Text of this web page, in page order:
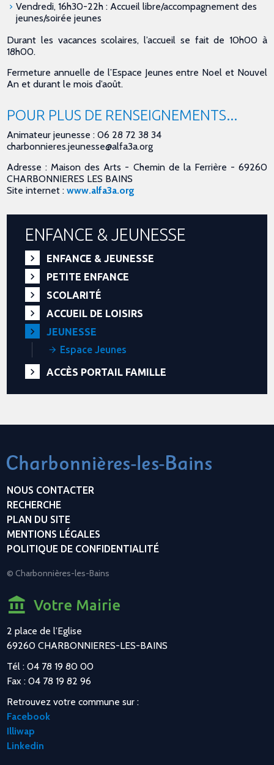
Vendredi, 16h30-22h : Accueil libre/accompagnement des
jeunes/soirée jeunes
Durant les vacances scolaires, l’accueil se fait de 10h00 à
18h00.
Fermeture annuelle de l’Espace Jeunes entre Noel et Nouvel
An et durant le mois d’août.
POUR PLUS DE RENSEIGNEMENTS...
Animateur jeunesse : 06 28 72 38 34
charbonnieres.jeunesse@alfa3a.org
Adresse : Maison des Arts - Chemin de la Ferrière - 69260
CHARBONNIERES LES BAINS
Site internet :www.alfa3a.org
ENFANCE & JEUNESSE
ENFANCE & JEUNESSE
PETITE ENFANCE
SCOLARITÉ
ACCUEIL DE LOISIRS
JEUNESSE
Espace Jeunes
ACCÈS PORTAIL FAMILLE
NOUS CONTACTER
RECHERCHE
PLAN DU SITE
MENTIONS LÉGALES
POLITIQUE DE CONFIDENTIALITÉ
© Charbonnières-les-Bains
Votre Mairie
2 place de l’Eglise
69260 CHARBONNIERES-LES-BAINS
Tél : 04 78 19 80 00
Fax : 04 78 19 82 96
Retrouvez votre commune sur :
Facebook
Illiwap
Linkedin